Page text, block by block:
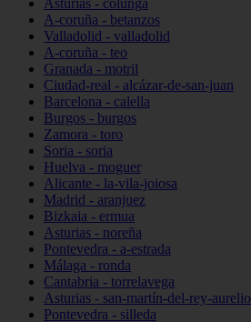
Asturias - colunga
A-coruña - betanzos
Valladolid - valladolid
A-coruña - teo
Granada - motril
Ciudad-real - alcázar-de-san-juan
Barcelona - calella
Burgos - burgos
Zamora - toro
Soria - soria
Huelva - moguer
Alicante - la-vila-joiosa
Madrid - aranjuez
Bizkaia - ermua
Asturias - noreña
Pontevedra - a-estrada
Málaga - ronda
Cantabria - torrelavega
Asturias - san-martín-del-rey-aurelio
Pontevedra - silleda